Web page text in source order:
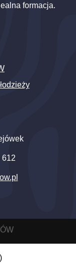
formacja.
612
)